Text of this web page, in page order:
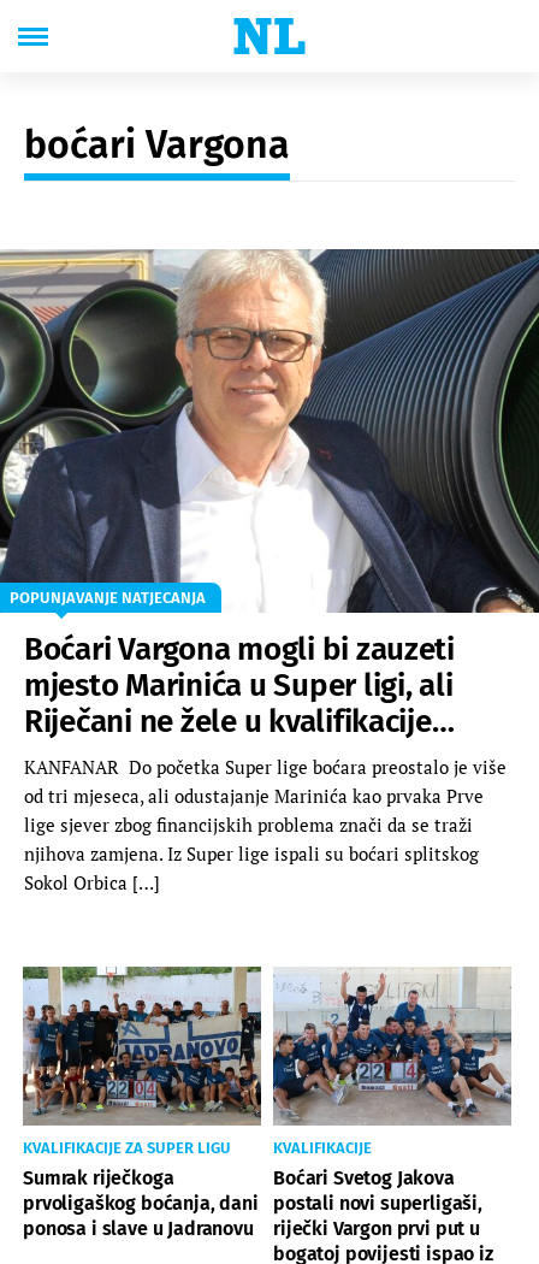
boćari Vargona
POPUNJAVANJE NATJECANJA
Boćari Vargona mogli bi zauzeti
mjesto Marinića u Super ligi, ali
Riječani ne žele u kvalifikacije…
KANFANAR Do početka Super lige boćara preostalo je više
od tri mjeseca, ali odustajanje Marinića kao prvaka Prve
lige sjever zbog financijskih problema znači da se traži
njihova zamjena. Iz Super lige ispali su boćari splitskog
Sokol Orbica […]
KVALIFIKACIJE ZA SUPER LIGU
Sumrak riječkoga
prvoligaškog boćanja, dani
ponosa i slave u Jadranovu
KVALIFIKACIJE
Boćari Svetog Jakova
postali novi superligaši,
riječki Vargon prvi put u
bogatoj povijesti ispao iz